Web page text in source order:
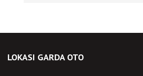
LOKASI GARDA OTO